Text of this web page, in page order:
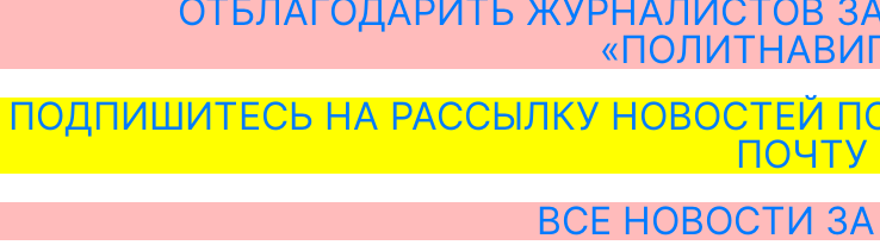
ОТБЛАГОДАРИТЬ ЖУРНАЛИСТОВ
ПОДПИШИТЕСЬ НА РАССЫЛКУ НОВОСТЕЙ
ПОЧТУ
ВСЕ НОВОСТИ